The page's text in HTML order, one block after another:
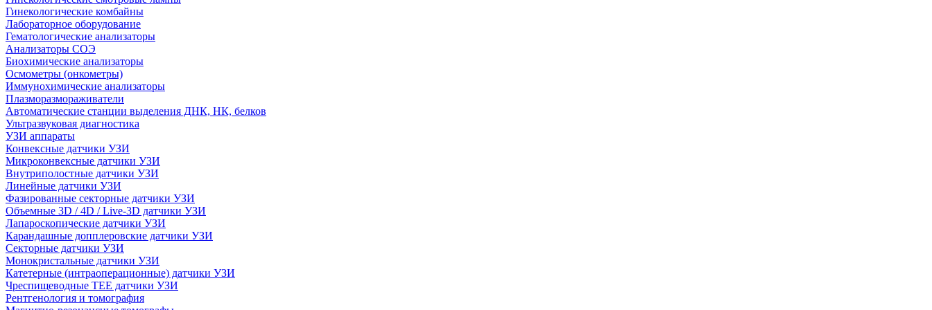
Гинекологические комбайны
Лабораторное оборудование
Гематологические анализаторы
Анализаторы СОЭ
Биохимические анализаторы
Осмометры (онкометры)
Иммунохимические анализаторы
Плазморазмораживатели
Автоматические станции выделения ДНК, НК, белков
Ультразвуковая диагностика
УЗИ аппараты
Конвексные датчики УЗИ
Микроконвексные датчики УЗИ
Внутриполостные датчики УЗИ
Линейные датчики УЗИ
Фазированные секторные датчики УЗИ
Объемные 3D / 4D / Live-3D датчики УЗИ
Лапароскопические датчики УЗИ
Карандашные допплеровские датчики УЗИ
Секторные датчики УЗИ
Монокристальные датчики УЗИ
Катетерные (интраоперационные) датчики УЗИ
Чреспищеводные TEE датчики УЗИ
Рентгенология и томография